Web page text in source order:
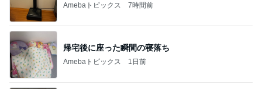
Amebaトピックス 7時間前
帰宅後に座った瞬間の寝落ち
Amebaトピックス 1日前